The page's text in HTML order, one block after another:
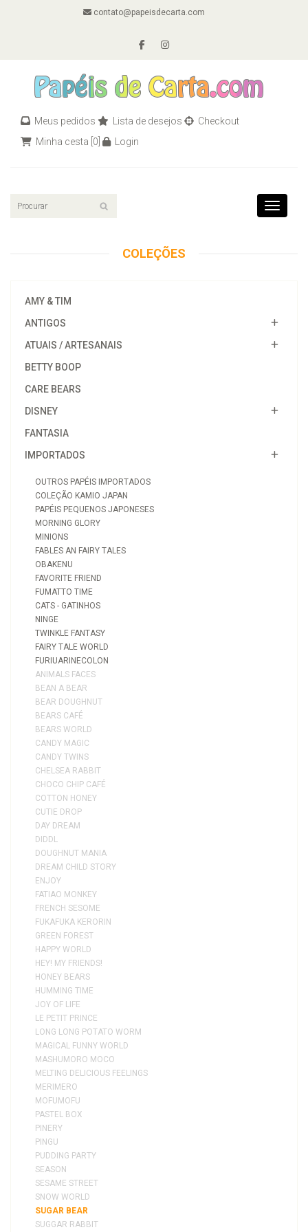
contato@papeisdecarta.com
Meus pedidos Lista de desejos
Checkout
Minha cesta [0] Login
Toggle
COLEÇÕES
AMY & TIM
ANTIGOS
ATUAIS / ARTESANAIS
BETTY BOOP
CARE BEARS
DISNEY
FANTASIA
IMPORTADOS
OUTROS PAPÉIS IMPORTADOS
COLEÇÃO KAMIO JAPAN
PAPÉIS PEQUENOS JAPONESES
MORNING GLORY
MINIONS
FABLES AN FAIRY TALES
OBAKENU
FAVORITE FRIEND
FUMATTO TIME
CATS - GATINHOS
NINGE
TWINKLE FANTASY
FAIRY TALE WORLD
FURIUARINECOLON
ANIMALS FACES
BEAN A BEAR
BEAR DOUGHNUT
BEARS CAFÉ
BEARS WORLD
CANDY MAGIC
CANDY TWINS
CHELSEA RABBIT
CHOCO CHIP CAFÉ
COTTON HONEY
CUTIE DROP
DAY DREAM
DIDDL
DOUGHNUT MANIA
DREAM CHILD STORY
ENJOY
FATIAO MONKEY
FRENCH SESOME
FUKAFUKA KERORIN
GREEN FOREST
HAPPY WORLD
HEY! MY FRIENDS!
HONEY BEARS
HUMMING TIME
JOY OF LIFE
LE PETIT PRINCE
LONG LONG POTATO WORM
MAGICAL FUNNY WORLD
MASHUMORO MOCO
MELTING DELICIOUS FEELINGS
MERIMERO
MOFUMOFU
PASTEL BOX
PINERY
PINGU
PUDDING PARTY
SEASON
SESAME STREET
SNOW WORLD
SUGAR BEAR
SUGGAR RABBIT